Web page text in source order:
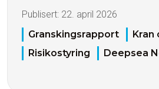
Publisert: 22. april 2026
Granskingsrapport
Risikostyring
Deepsea